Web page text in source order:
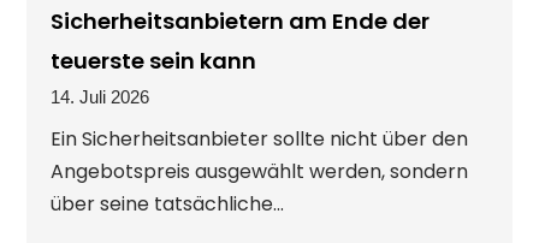
Sicherheitsanbietern am Ende der
teuerste sein kann
14. Juli 2026
Ein Sicherheitsanbieter sollte nicht über den
Angebotspreis ausgewählt werden, sondern
über seine tatsächliche...